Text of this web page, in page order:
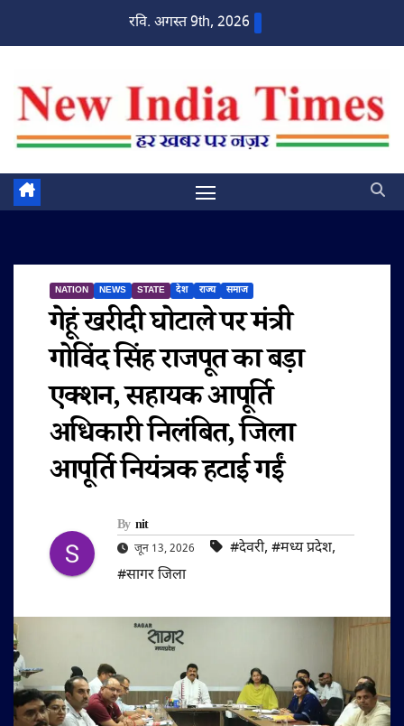
रवि. अगस्त 9th, 2026
NATION NEWS STATE देश राज्य समाज
गेहूं खरीदी घोटाले पर मंत्री
गोविंद सिंह राजपूत का बड़ा
एक्शन, सहायक आपूर्ति
अधिकारी निलंबित, जिला
आपूर्ति नियंत्रक हटाई गईं
By nit
जून 13, 2026 #देवरी, #मध्य प्रदेश,
#सागर जिला